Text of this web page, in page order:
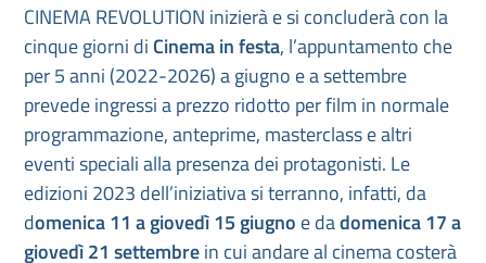
CINEMA REVOLUTION inizierà e si concluderà con la
cinque giorni di Cinema in festa, l’appuntamento che
per 5 anni (2022-2026) a giugno e a settembre
prevede ingressi a prezzo ridotto per film in normale
programmazione, anteprime, masterclass e altri
eventi speciali alla presenza dei protagonisti. Le
edizioni 2023 dell’iniziativa si terranno, infatti, da
domenica 11 a giovedì 15 giugno e dadomenica 17 a
giovedì 21 settembrein cui andare al cinema costerà